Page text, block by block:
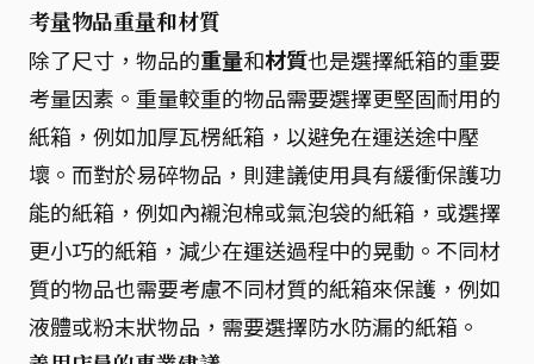
考量物品重量和材質
除了尺寸，物品的重量和材質也是選擇紙箱的重要
考量因素。重量較重的物品需要選擇更堅固耐用的
紙箱，例如加厚瓦楞紙箱，以避免在運送途中壓
壞。而對於易碎物品，則建議使用具有緩衝保護功
能的紙箱，例如內襯泡棉或氣泡袋的紙箱，或選擇
更小巧的紙箱，減少在運送過程中的晃動。不同材
質的物品也需要考慮不同材質的紙箱來保護，例如
液體或粉末狀物品，需要選擇防水防漏的紙箱。